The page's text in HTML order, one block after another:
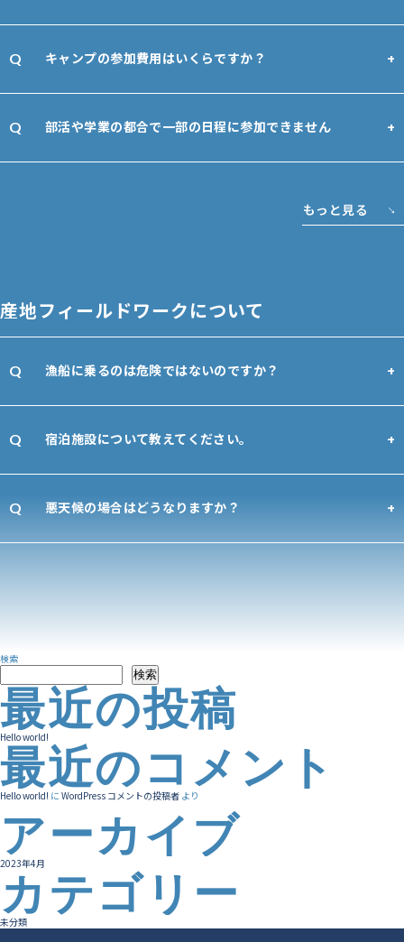
キャンプの参加費用はいくらですか？
部活や学業の都合で一部の日程に参加できません
もっと見る
産地フィールドワークについて
漁船に乗るのは危険ではないのですか？
宿泊施設について教えてください。
悪天候の場合はどうなりますか？
検索
検索
最近の投稿
Hello world!
最近のコメント
Hello world! に WordPress コメントの投稿者 より
アーカイブ
2023年4月
カテゴリー
未分類